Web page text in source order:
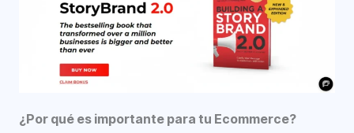
¿Por qué es importante para tu Ecommerce?